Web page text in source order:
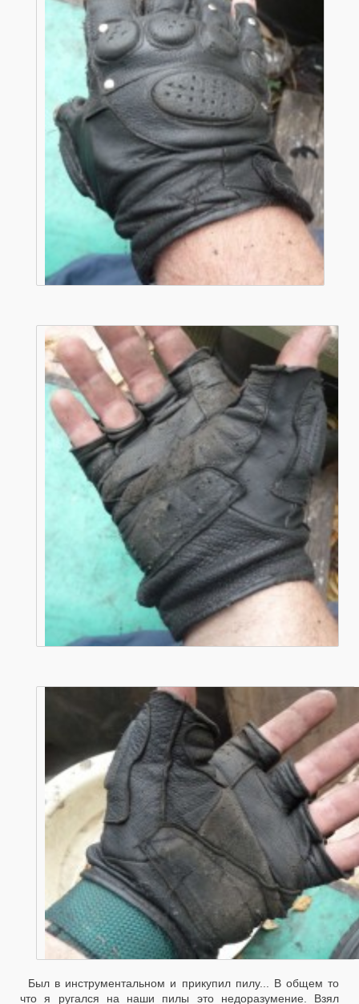
Был в инструментальном и прикупил пилу... В общем то
что я ругался на наши пилы это недоразумение. Взял